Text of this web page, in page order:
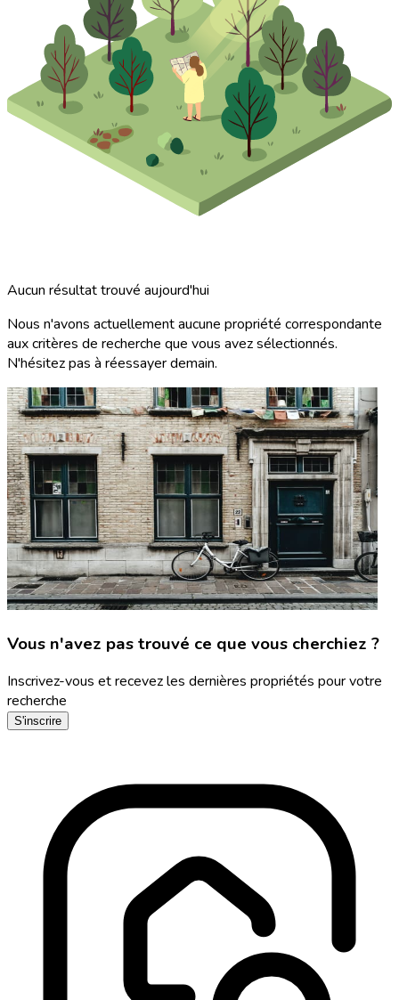
Aucun résultat trouvé aujourd'hui
Nous n'avons actuellement aucune propriété correspondante
aux critères de recherche que vous avez sélectionnés.
N'hésitez pas à réessayer demain.
Vous n'avez pas trouvé ce que vous cherchiez ?
Inscrivez-vous et recevez les dernières propriétés pour votre
recherche
S'inscrire